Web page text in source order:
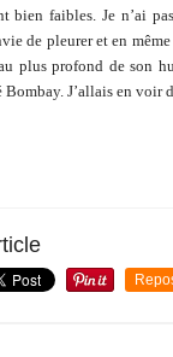
bien faibles. Je n’ai
de pleurer et en
plus profond de son
J’allais en voir